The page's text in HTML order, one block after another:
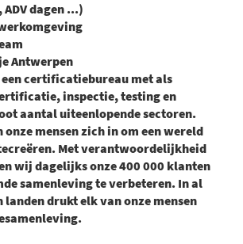
dagen ...)
Antwerpen
een certificatiebureau met als
inspectie, testing en
aantal uiteenlopende sectoren.
onze mensen zich in om een wereld
Met verantwoordelijkheid
wij dagelijks onze 400 000 klanten
samenleving te verbeteren. In al
landen drukt elk van onze mensen